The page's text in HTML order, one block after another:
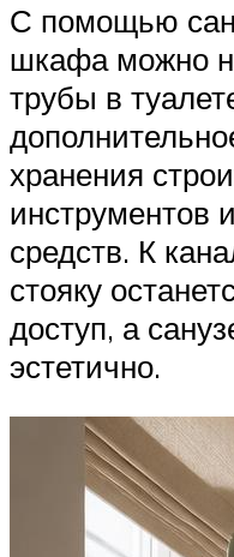
С помощью
шкафа можно
трубы в
хранения
инструментов
средств. К
стояку
доступ, а
эстетично.